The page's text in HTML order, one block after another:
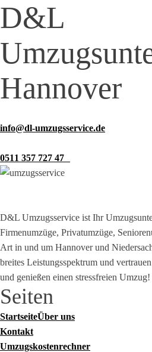
D&L
Hannover
info@dl-umzugsservice.de
0511 357 727 47
D&L Umzugsservice ist Ihr
Firmenumzüge, Privatumzüge,
Art in und um Hannover und
breites Leistungsspektrum und
und genießen einen stressfreien Umzug!
Seiten
StartseiteÜber uns
Kontakt
Umzugskostenrechner